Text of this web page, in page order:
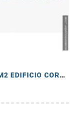
ARRIENDO OFICINAS EJECUTIVAS 155 M2 EDIFICIO CORPORATIVO PRIMER NIVEL